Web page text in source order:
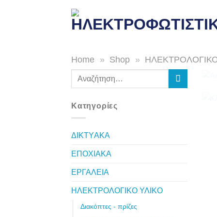
Home » Shop »
Αναζήτηση
Κατηγορίες
ΔΙKTΥAKA
ΕΠΟΧΙΑΚΑ
ΕΡΓΑΛΕΙΑ
ΗΛΕΚΤΡΟΛΟΓΙΚΟ ΥΛΙΚΟ
Διακόπτες - πρίζες